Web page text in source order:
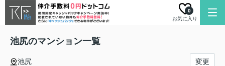
お気に入り
0
池尻のマンション一覧
池尻 変更